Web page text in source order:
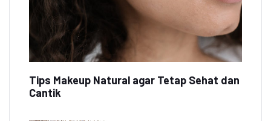
Tips Makeup Natural agar Tetap Sehat dan
Cantik